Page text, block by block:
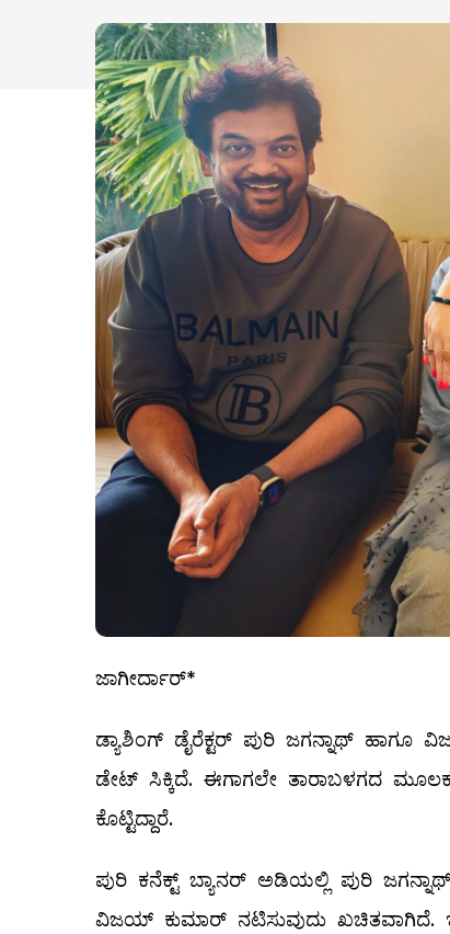
ಜಾಗೀರ್ದಾರ್*
ಡ್ಯಾಶಿಂಗ್ ಡೈರೆಕ್ಟರ್ ಪುರಿ ಜಗನ್ನಾಥ್
ಡೇಟ್‌ ಸಿಕ್ಕಿದೆ. ಈಗಾಗಲೇ ತಾರಾಬಳಗದ ಮೂಲಕ
ಕೊಟ್ಟಿದ್ದಾರೆ.
ಪುರಿ ಕನೆಕ್ಟ್ ಬ್ಯಾನರ್ ಅಡಿಯಲ್ಲಿ ಪುರಿ
ವಿಜಯ್‌ ಕುಮಾರ್‌ ನಟಿಸುವುದು ಖಚಿತವಾಗಿದೆ.